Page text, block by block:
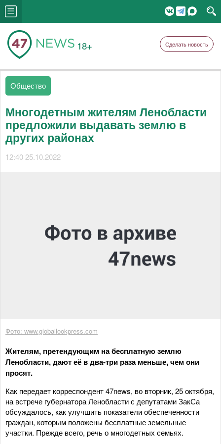
18+ Сделать новость
Общество
Многодетным жителям Ленобласти
предложили выдавать землю в
других районах
12:40 25.10.2022
Фото: www.globallookpress.com
Жителям, претендующим на бесплатную землю
Ленобласти, дают её в два-три раза меньше, чем они
просят.
Как передает корреспондент 47news, во вторник, 25 октября,
на встрече губернатора Ленобласти с депутатами ЗакСа
обсуждалось, как улучшить показатели обеспеченности
граждан, которым положены бесплатные земельные
участки. Прежде всего, речь о многодетных семьях.